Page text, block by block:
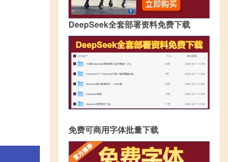
DeepSeek全套部署资料免费下载
免费可商用字体批量下载